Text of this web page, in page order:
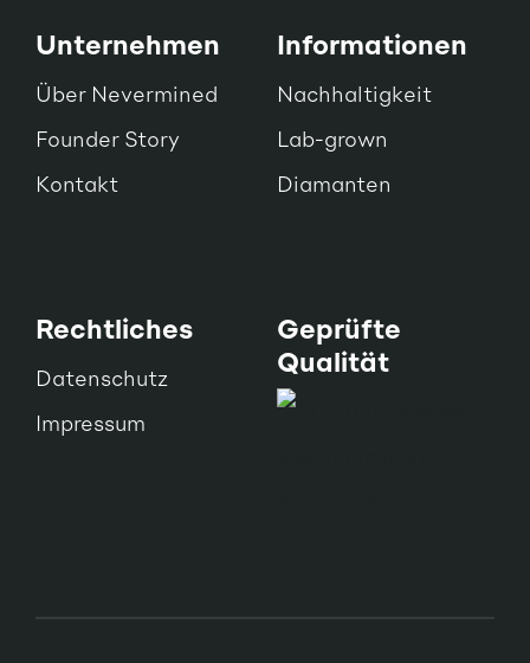
Unternehmen
Über Nevermined
Founder Story
Kontakt
Informationen
Nachhaltigkeit
Lab-grown
Diamanten
Rechtliches
Datenschutz
Impressum
Geprüfte
Qualität